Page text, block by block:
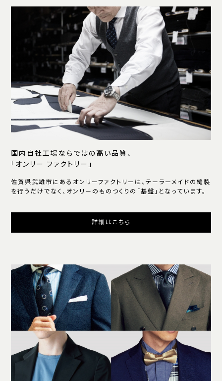
国内自社工場ならではの高い品質、
「オンリー ファクトリー」
佐賀県武雄市にあるオンリーファクトリーは、テーラーメイドの縫製
を行うだけでなく、オンリーのものつくりの「基盤」となっています。
詳細はこちら